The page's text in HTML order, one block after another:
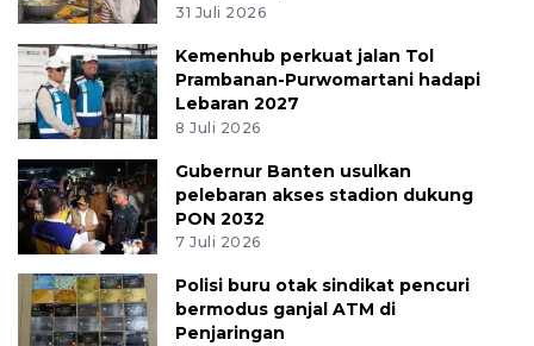
31 Juli 2026
Kemenhub perkuat jalan Tol
Prambanan-Purwomartani hadapi
Lebaran 2027
8 Juli 2026
Gubernur Banten usulkan
pelebaran akses stadion dukung
PON 2032
7 Juli 2026
Polisi buru otak sindikat pencuri
bermodus ganjal ATM di
Penjaringan